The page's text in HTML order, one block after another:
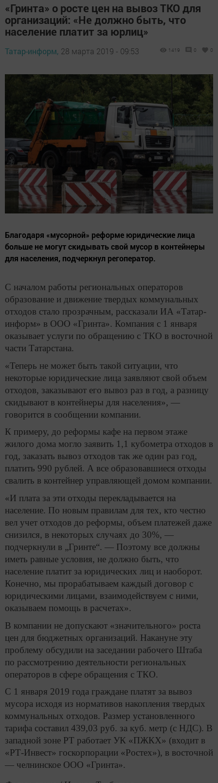
«Гринта» о росте цен на вывоз ТКО для
организаций: «Не должно быть, что
население платит за юрлиц»
Татар-информ, 28 марта 2019 - 09:53 1419 0 0
Благодаря «мусорной» реформе юридические лица
больше не могут скидывать свой мусор в контейнеры
для населения, подчеркнул регоператор.
С началом работы региональных операторов
образование и движение твердых коммунальных
отходов стало прозрачным, рассказали ИА «Татар-
информ» в ООО «Гринта». Компания с 1 января
оказывает услуги по обращению с ТКО в восточной
части Татарстана.
«Теперь не может быть такой ситуации, что
некоторые юридические лица заявляют свой объем
отходов, заказывают его вывоз раз в год, а разницу
скидывают в контейнеры для населения», —
говорится в сообщении компании.
К примеру, до реформы кафе на первом этаже
жилого дома могло заявить 1,1 кубометра отходов в
год, заказать вывоз отходов так же один раз год,
платить 990 рублей. А все образовавшиеся отходы
свалить в контейнер управляющей домом компании.
«И плата за эти отходы перекладывается на
население. По новым правилам для тех, кто честно
вел учет отходов до реформы, объем платежей даже
снизился, в некоторых случаях до 30%, —
подчеркнули в „Гринте“. — Поэтому все должны
иметь равные условия, не должно быть, что
население платит за юридических лиц и наоборот.
Конечно, мы прорабатываем каждый договор с
юридическими лицами, взаимодействуем с ними,
оказываем помощь в расчетах».
В компании не допускают «значительного» роста
цен для бюджетных организаций. Накануне эту
проблему обсудили на заседании рабочего Штаба
по рассмотрению деятельности региональных
операторов в сфере обращения с ТКО.
С 1 января 2019 года граждане платят за вывоз
мусора исходя из нормативов накопления твердых
коммунальных отходов. Размер установленного
тарифа составил 439,03 руб. за куб. метр (с НДС). В
западной зоне РТ работает УК «ПЖКХ» (входит в
«РТ-Инвест» госкорпорации «Ростех»), в восточной
— челнинское ООО «Гринта».